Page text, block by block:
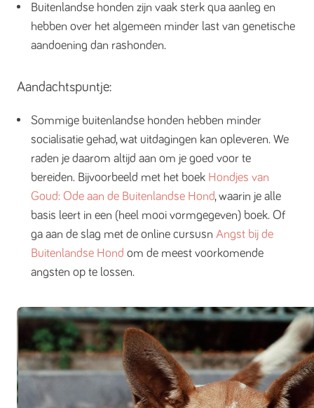
Buitenlandse honden zijn vaak sterk qua aanleg en
hebben over het algemeen minder last van genetische
aandoening dan rashonden.
Aandachtspuntje:
Sommige buitenlandse honden hebben minder
socialisatie gehad, wat uitdagingen kan opleveren. We
raden je daarom altijd aan om je goed voor te
bereiden. Bijvoorbeeld met het boek Hondjes van
Goud: Ode aan de Buitenlandse Hond, waarin je alle
basis leert in een (heel mooi vormgegeven) boek. Of
ga aan de slag met de online cursusn Angst bij de
Buitenlandse Hond om de meest voorkomende
angsten op te lossen.